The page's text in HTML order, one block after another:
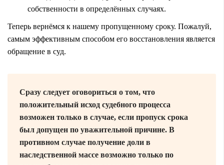
собственности в определённых случаях.
Теперь вернёмся к нашему пропущенному сроку. Пожалуй,
самым эффективным способом его восстановления является
обращение в суд.
Сразу следует оговориться о том, что
положительный исход судебного процесса
возможен только в случае, если пропуск срока
был допущен по уважительной причине. В
противном случае получение доли в
наследственной массе возможно только по